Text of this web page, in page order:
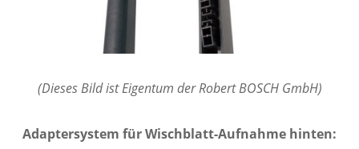
(Dieses Bild ist Eigentum der Robert BOSCH GmbH)
Adaptersystem für Wischblatt-Aufnahme hinten: